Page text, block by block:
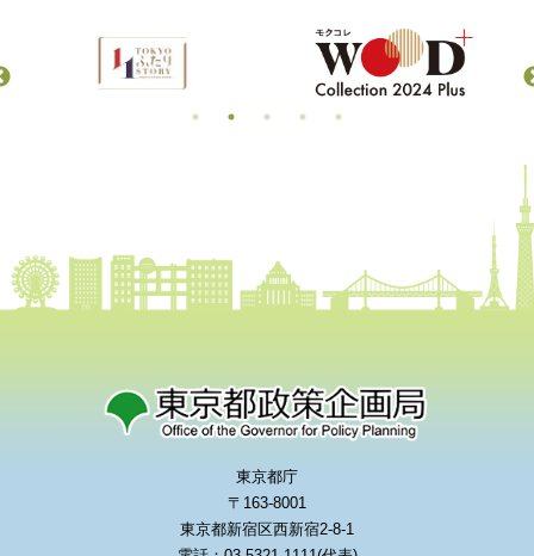
東京都庁
〒163-8001
東京都新宿区西新宿2-8-1